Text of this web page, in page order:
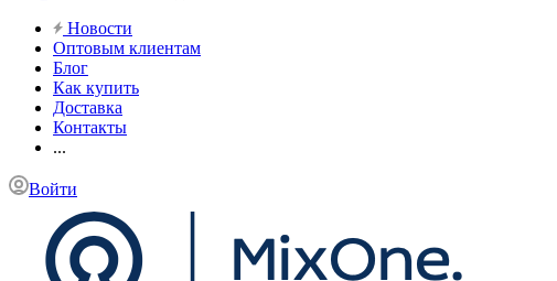
Новости
Оптовым клиентам
Блог
Как купить
Доставка
Контакты
...
Войти